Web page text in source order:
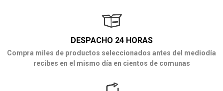
DESPACHO 24 HORAS
Compra miles de productos seleccionados antes del mediodía
recibes en el mismo día en cientos de comunas